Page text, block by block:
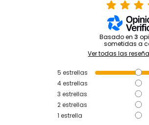
Basado en3
sometidas a
Ver todas las
5 estrellas
4estrellas
3 estrellas
2estrellas
1 estrella